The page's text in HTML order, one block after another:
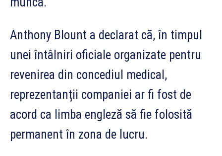
Anthony Blount a declarat că, în timpul
unei întâlniri oficiale organizate pentru
revenirea din concediul medical,
reprezentanții companiei ar fi fost de
acord ca limba engleză să fie folosită
permanent în zona de lucru.